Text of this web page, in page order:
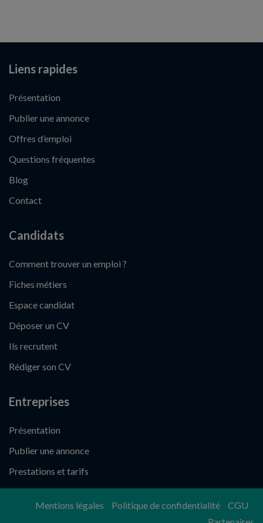
Liens rapides
Présentation
Publier une annonce
Offres d’emploi
Questions fréquentes
Blog
Contact
Candidats
Comment trouver un emploi ?
Fiches métiers
Espace candidat
Déposer un CV
Ils recrutent
Rédiger son CV
Entreprises
Présentation
Publier une annonce
Prestations et tarifs
Mentions légales Politique de confidentialité
CGU